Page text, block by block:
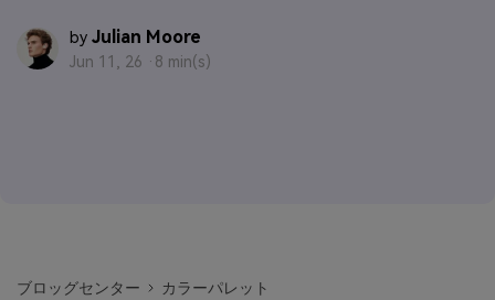
by Julian Moore
Jun 11, 26 · 8 min(s)
ブロッグセンター
カラーパレット